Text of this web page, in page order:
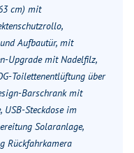
cm) mit
Aufbautür, mit
Upgrade mit Nadelfilz,
Toilettenentlüftung über
Barschrank mit
USB-Steckdose im
Solaranlage,
Rückfahrkamera